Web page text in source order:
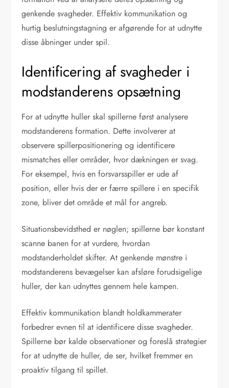
genkende svagheder. Effektiv kommunikation og
hurtig beslutningstagning er afgørende for at udnytte
disse åbninger under spil.
Identificering af svagheder i
modstanderens opsætning
For at udnytte huller skal spillerne først analysere
modstanderens formation. Dette involverer at
observere spillerpositionering og identificere
mismatches eller områder, hvor dækningen er svag.
For eksempel, hvis en forsvarsspiller er ude af
position, eller hvis der er færre spillere i en specifik
zone, bliver det område et mål for angreb.
Situationsbevidsthed er nøglen; spillerne bør konstant
scanne banen for at vurdere, hvordan
modstanderholdet skifter. At genkende mønstre i
modstanderens bevægelser kan afsløre forudsigelige
huller, der kan udnyttes gennem hele kampen.
Effektiv kommunikation blandt holdkammerater
forbedrer evnen til at identificere disse svagheder.
Spillerne bør kalde observationer og foreslå strategier
for at udnytte de huller, de ser, hvilket fremmer en
proaktiv tilgang til spillet.